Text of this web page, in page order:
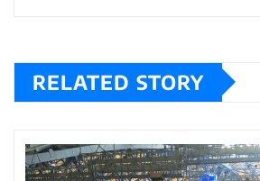
RELATED STORY